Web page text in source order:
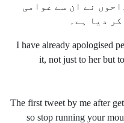
نے ان سے عوامی
دیا ہے۔
I have already apologised
it, not just to her but
The first tweet by me after
so stop running your